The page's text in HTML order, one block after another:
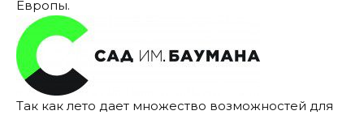
Европы.
Так как лето дает множество возможностей для